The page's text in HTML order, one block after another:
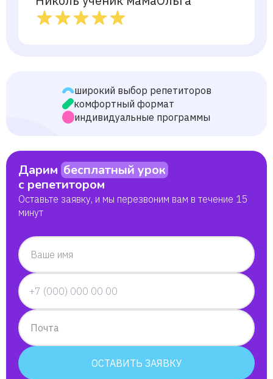
широкий выбор репетиторов
комфортный формат
индивидуальные программы
Дарим бесплатный урок
с репетитором
Оставьте заявку, и мы перезвоним вам в течение 15
минут
Ваше имя
Почта
ОСТАВИТЬ ЗАЯВКУ